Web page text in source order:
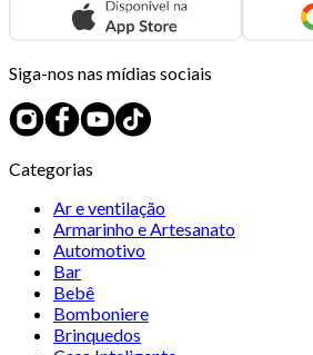
Siga-nos nas mídias sociais
Categorias
Ar e ventilação
Armarinho e Artesanato
Automotivo
Bar
Bebê
Bomboniere
Brinquedos